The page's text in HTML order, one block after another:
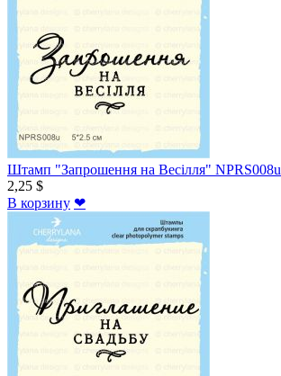
Штамп "Запрошення на Весілля" NPRS008u
2,25 $
В корзину ❤